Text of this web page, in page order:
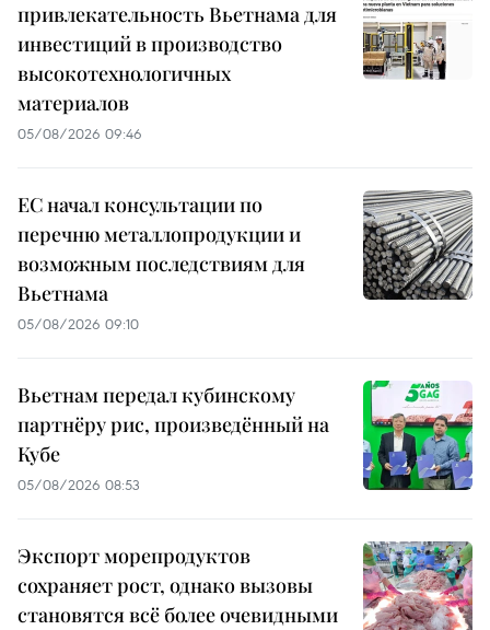
привлекательность Вьетнама для
инвестиций в производство
высокотехнологичных
материалов
05/08/2026 09:46
ЕС начал консультации по
перечню металлопродукции и
возможным последствиям для
Вьетнама
05/08/2026 09:10
Вьетнам передал кубинскому
партнёру рис, произведённый на
Кубе
05/08/2026 08:53
Экспорт морепродуктов
сохраняет рост, однако вызовы
становятся всё более очевидными